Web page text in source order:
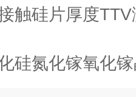
触硅片厚度
硅氮化镓氧化